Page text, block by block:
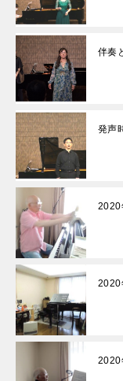
伴奏
発声
2020
2020
2020